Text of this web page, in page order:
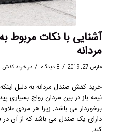
آشنایی با نکات
مردانه
مارس 27, 2019 / 8 دیدگاه / درخرید کفش
خرید کفش صندل مردانهبه دلیل
نیمه باز در بین مردان رواج بسیاری
برخوردار می باشد. زیرا هر مردی
دارای یک صندل می باشد که از آن در
کند.